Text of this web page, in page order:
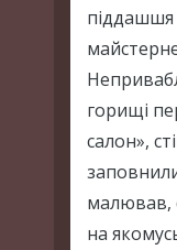
піддашшя
горищі
салон»,
малював,
на